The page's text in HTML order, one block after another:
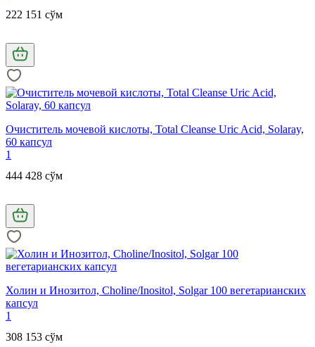
222 151 сўм
Очиститель мочевой кислоты, Total Cleanse Uric Acid, Solaray,
60 капсул
1
444 428 сўм
Холин и Инозитол, Choline/Inositol, Solgar 100 вегетарианских
капсул
1
308 153 сўм